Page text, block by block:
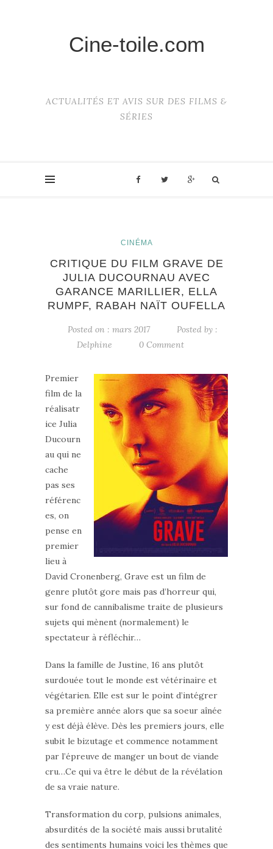
Cine-toile.com
ACTUALITÉS ET AVIS SUR DES FILMS &
SÉRIES
CINÉMA
CRITIQUE DU FILM GRAVE DE
JULIA DUCOURNAU AVEC
GARANCE MARILLIER, ELLA
RUMPF, RABAH NAÏT OUFELLA
Posted on : mars 2017
Posted by :
Delphine
0 Comment
Premier
film de la
réalisatr
ice Julia
Ducourn
au qui ne
cache
pas ses
référenc
es, on
pense en
premier
lieu à
David Cronenberg, Grave est un film de
genre plutôt gore mais pas d’horreur qui,
sur fond de cannibalisme traite de plusieurs
sujets qui mènent (normalement) le
spectateur à réfléchir…
Dans la famille de Justine, 16 ans plutôt
surdouée tout le monde est vétérinaire et
végétarien. Elle est sur le point d’intégrer
sa première année alors que sa soeur aînée
y est déjà élève. Dès les premiers jours, elle
subit le bizutage et commence notamment
par l’épreuve de manger un bout de viande
cru…Ce qui va être le début de la révélation
de sa vraie nature.
Transformation du corp, pulsions animales,
absurdités de la société mais aussi brutalité
des sentiments humains voici les thèmes que